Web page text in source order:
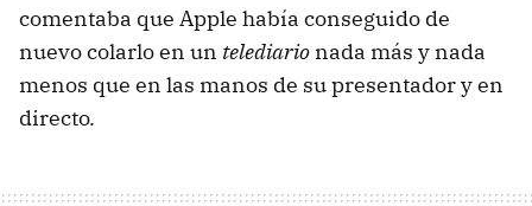
comentaba que Apple había conseguido de
nuevo colarlo en un telediario nada más y nada
menos que en las manos de su presentador y en
directo.